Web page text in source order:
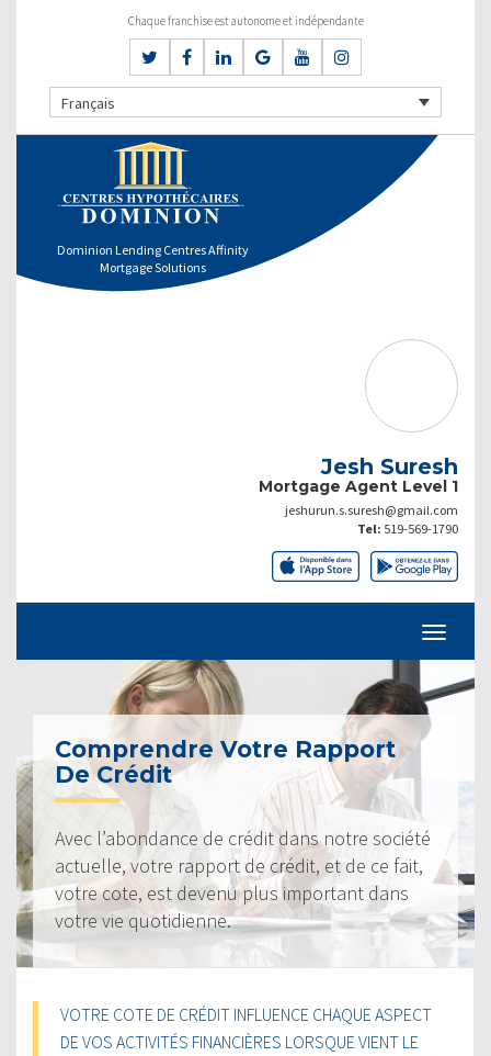
Chaque franchise est autonome et indépendante
Français
Dominion Lending Centres Affinity
Mortgage Solutions
Jesh Suresh
Mortgage Agent Level 1
jeshurun.s.suresh@gmail.com
Tel: 519-569-1790
Comprendre Votre Rapport
De Crédit
Avec l’abondance de crédit dans notre société
actuelle, votre rapport de crédit, et de ce fait,
votre cote, est devenu plus important dans
votre vie quotidienne.
VOTRE COTE DE CRÉDIT INFLUENCE CHAQUE ASPECT
DE VOS ACTIVITÉS FINANCIÈRES LORSQUE VIENT LE